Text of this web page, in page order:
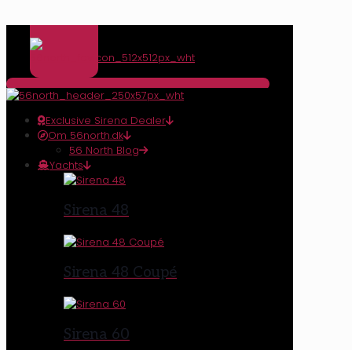
Exclusive Sirena Dealer
Om 56north.dk
56 North Blog
Yachts
Sirena 48
Sirena 48 Coupé
Sirena 60